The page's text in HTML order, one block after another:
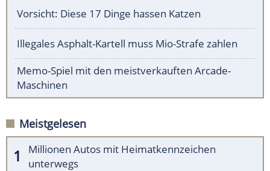
Vorsicht: Diese 17 Dinge hassen Katzen
Illegales Asphalt-Kartell muss Mio-Strafe zahlen
Memo-Spiel mit den meistverkauften Arcade-
Maschinen
Meistgelesen
Millionen Autos mit Heimatkennzeichen
unterwegs